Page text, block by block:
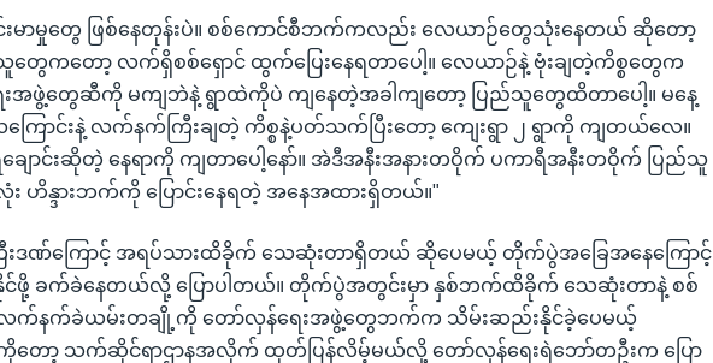
းမာမှုတွေ ဖြစ်နေတုန်းပဲ။ စစ်ကောင်စီဘက်ကလည်း လေယာဉ်တွေသုံးနေတယ် ဆိုတော့
တွေကတော့ လက်ရှိစစ်ရှောင် ထွက်ပြေးနေရတာပေါ့။ လေယာဉ်နဲ့ ဗုံးချတဲ့ကိစ္စတွေက
အဖွဲ့တွေဆီကို မကျဘဲနဲ့ ရွာထဲကိုပဲ ကျနေတဲ့အခါကျတော့ ပြည်သူတွေထိတာပေါ့။ မနေ့
ြောင်းနဲ့ လက်နက်ကြီးချတဲ့ ကိစ္စနဲ့ပတ်သက်ပြီးတော့ ကျေးရွာ ၂ ရွာကို ကျတယ်လေ။
ချောင်းဆိုတဲ့ နေရာကို ကျတာပေါ့နော်။ အဲဒီအနီးအနားတဝိုက် ပကာရီအနီးတဝိုက် ပြည်သူ
ဟိန္ဒားဘက်ကို ပြောင်းနေရတဲ့ အနေအထားရှိတယ်။"
ဒဏ်ကြောင့် အရပ်သားထိခိုက် သေဆုံးတာရှိတယ် ဆိုပေမယ့် တိုက်ပွဲအခြေအနေကြောင့်
ဖို့ ခက်ခဲနေတယ်လို့ ပြောပါတယ်။ တိုက်ပွဲအတွင်းမှာ နှစ်ဘက်ထိခိုက် သေဆုံးတာနဲ့ စစ်
လက်နက်ခဲယမ်းတချို့ကို တော်လှန်ရေးအဖွဲ့တွေဘက်က သိမ်းဆည်းနိုင်ခဲ့ပေမယ့်
ော့ သက်ဆိုင်ရာဌာနအလိုက် ထုတ်ပြန်လိမ့်မယ်လို့ တော်လှန်ရေးရဲဘော်တဦးက ပြော